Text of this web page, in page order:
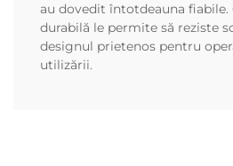
au dovedit întotdeauna
durabilă le permite să reziste
designul prietenos pentru
utilizării.